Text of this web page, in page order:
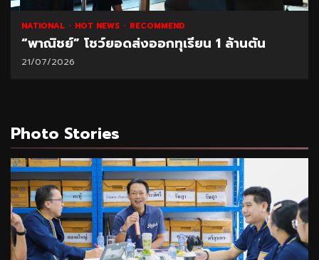
NATIONAL HOT NEWS RECOMMEND
“พาณิชย์” โชว์ยอดส่งออกทุเรียน 1 ล้านตัน
21/07/2026
Photo Stories